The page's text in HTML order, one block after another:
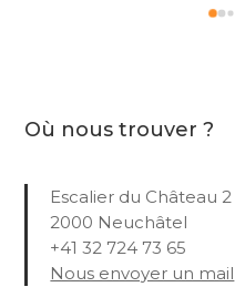
Où nous trouver ?
Escalier du Château 2
2000 Neuchâtel
+41 32 724 73 65
Nous envoyer un mail